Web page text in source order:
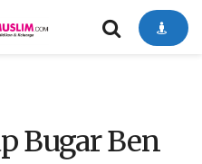
Bugar Ben